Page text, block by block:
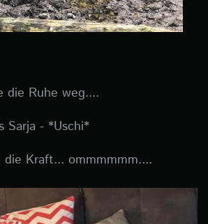
die Ruhe weg....
Sarja - *Uschi*
Kraft... ommmmmm....